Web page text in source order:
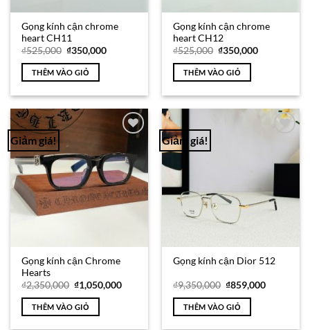
Gọng kính cận chrome
heart CH11
₫525,000 Giá
là:
₫525,000.
₫350,000Giá
THÊM VÀO GIỎ
Gọng kính cận chrome
heart CH12
₫525,000 Giá
là:
₫525,000.
₫350,000Giá
THÊM VÀO GIỎ
Giảm giá!
Wishlist
Gọng kính cận Chrome
Hearts
₫2,350,000 Giá
gốc
là:
₫2,350,000.
₫1,050,000Giá
THÊM VÀO GIỎ
Giảm giá!
Gọng kính cận Dior 512
₫9,350,000 Giá
là:
₫9,350,000.
₫859,000Giá
THÊM VÀO GIỎ